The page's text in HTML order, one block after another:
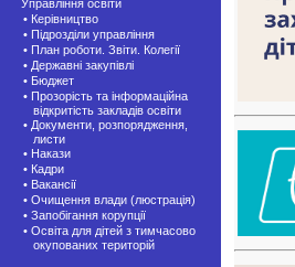
Управління освіти
• Керівництво
• Підрозділи управління
• План роботи. Звіти. Колегії
• Державні закупівлі
• Бюджет
• Прозорість та інформаційна
відкритість закладів освіти
• Документи, розпорядження,
листи
• Накази
• Кадри
• Вакансії
• Очищення влади (люстрація)
• Запобігання корупції
• Освіта для дітей з тимчасово
окупованих територій